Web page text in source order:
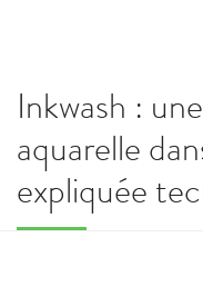
Inkwash :
aquarelle
expliquée